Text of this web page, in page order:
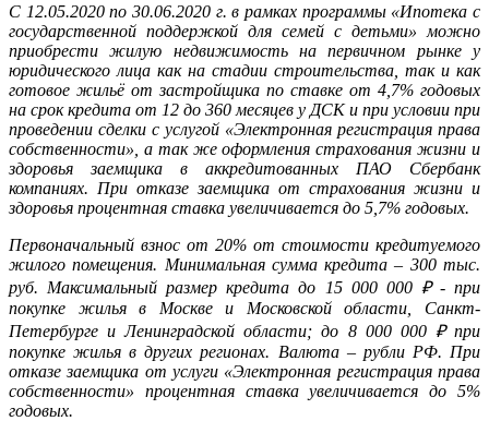
C 12.05.2020 по 30.06.2020 г. в рамках программы «Ипотека с
государственной поддержкой для семей с детьми» можно
приобрести жилую недвижимость на первичном рынке у
юридического лица как на стадии строительства, так и как
готовое жильё от застройщика по ставке от 4,7% годовых
на срок кредита от 12 до 360 месяцев у ДСК и при условии при
проведении сделки с услугой «Электронная регистрация права
собственности», а так же оформления страхования жизни и
здоровья заемщика в аккредитованных ПАО Сбербанк
компаниях. При отказе заемщика от страхования жизни и
здоровья процентная ставка увеличивается до 5,7% годовых.
Первоначальный взнос от 20% от стоимости кредитуемого
жилого помещения. Минимальная сумма кредита – 300 тыс.
руб. Максимальный размер кредита до 15 000 000 ₽ - при
покупке жилья в Москве и Московской области, Санкт-
Петербурге и Ленинградской области; до 8 000 000 ₽ при
покупке жилья в других регионах. Валюта – рубли РФ. При
отказе заемщика от услуги «Электронная регистрация права
собственности» процентная ставка увеличивается до 5%
годовых.